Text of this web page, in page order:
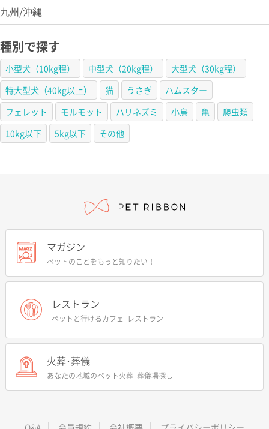
九州/沖縄
種別で探す
小型犬（10kg程） 中型犬（20kg程）
大型犬（30kg程）
特大型犬（40kg以上）
猫 うさぎ
ハムスター
フェレット
モルモット ハリネズミ 小鳥 亀
爬虫類
10kg以下
5kg以下 その他
マガジン
ペットのことをもっと知りたい！
レストラン
ペットと行けるカフェ･レストラン
火葬･葬儀
あなたの地域のペット火葬･葬儀場探し